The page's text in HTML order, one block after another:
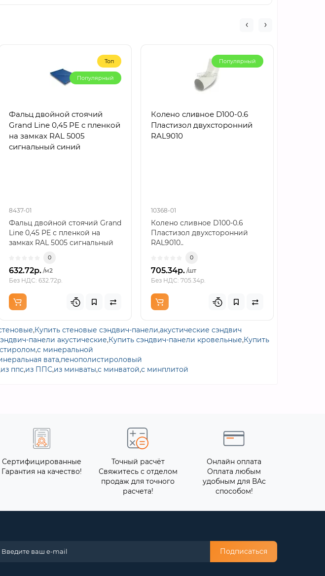
Топ
Популярный
Фальц двойной стоячий
Grand Line 0,45 PE с пленкой
на замках RAL 5005
сигнальный синий
8437-01
Фальц двойной стоячий Grand
Line 0,45 PE с пленкой на
замках RAL 5005 сигнальный
0
632.72р. /м2
Без НДС: 632.72р.
Популярный
Колено сливное D100-0.6
Пластизол двухсторонний
RAL9010
10368-01
Колено сливное D100-0.6
Пластизол двухсторонний
RAL9010..
0
705.34р. /шт
Без НДС: 705.34р.
,Купить стеновые сэндвич-панели,акустические сэндвич
панели акустические,Купить сэндвич-панели кровельные,Купить
,с минеральной
вата,пенополистироловый
из ппс,из ППС,из минваты,с минватой,с минплитой
Сертифицированные
Гарантия на качество!
Точный расчёт
Свяжитесь с отделом
продаж для точного
расчета!
Онлайн оплата
Оплата любым
удобным для ВАс
способом!
Подписаться